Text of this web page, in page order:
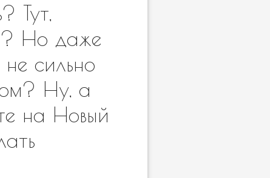
Тут,
Но даже
сильно
Ну, а
на Новый